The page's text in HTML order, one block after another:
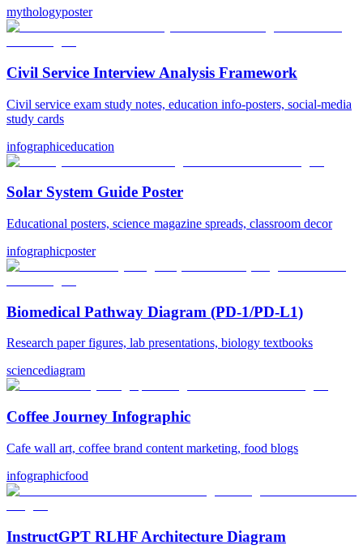
mythologyposter
Civil Service Interview Analysis Framework
Civil service exam study notes, education info-posters, social-media
study cards
infographiceducation
Solar System Guide Poster
Educational posters, science magazine spreads, classroom decor
infographicposter
Biomedical Pathway Diagram (PD-1/PD-L1)
Research paper figures, lab presentations, biology textbooks
sciencediagram
Coffee Journey Infographic
Cafe wall art, coffee brand content marketing, food blogs
infographicfood
InstructGPT RLHF Architecture Diagram